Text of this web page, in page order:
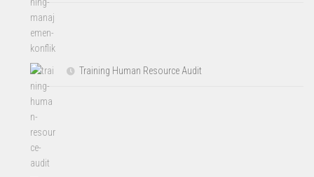
Training Human Resource Audit